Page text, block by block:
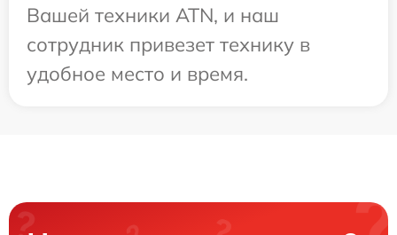
Вашей техники ATN, и наш
сотрудник привезет технику в
удобное место и время.